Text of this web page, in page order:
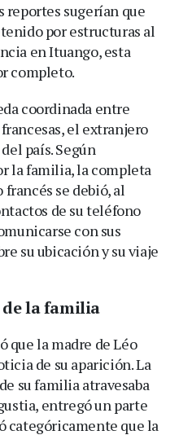
reportes sugerían que
por estructuras al
en Ituango, esta
completo.
coordinada entre
el extranjero
país. Según
la familia, la completa
se debió, al
de su teléfono
con sus
su ubicación y su viaje
la familia
la madre de Léo
de su aparición. La
su familia atravesaba
entregó un parte
categóricamente que la